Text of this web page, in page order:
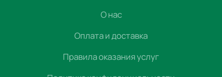
О нас
Оплата и доставка
Правила оказания услуг